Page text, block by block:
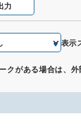
力
表示
クがある場合は、外